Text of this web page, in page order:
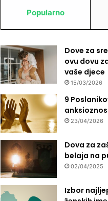
Popularno
Dove za
ovu dovu
vaše djece
15/03/2026
9
23/04/2026
Dova za
belaja na
02/04/2025
Izbor